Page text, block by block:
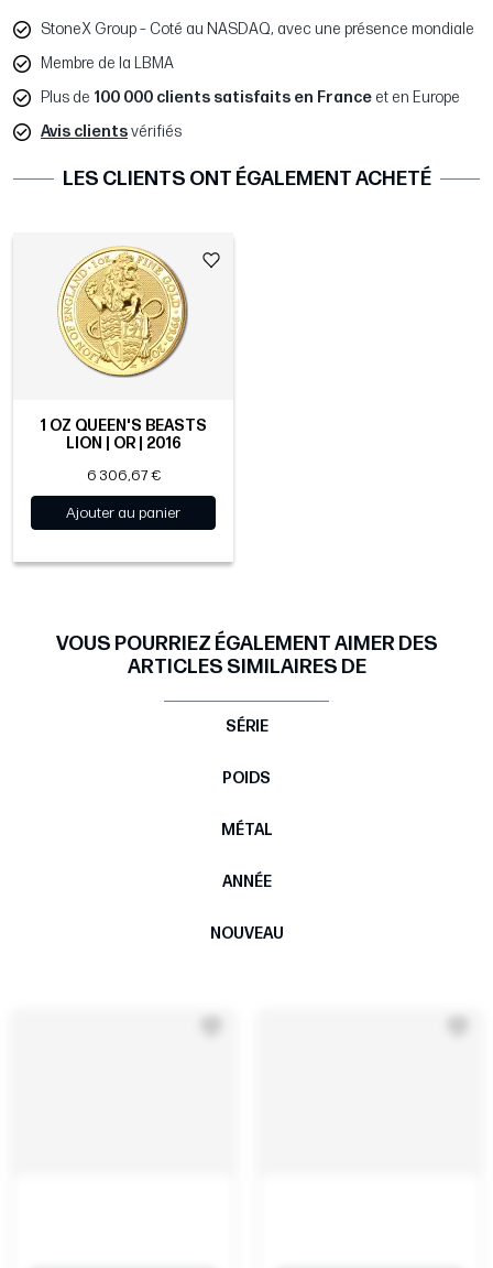
StoneX Group – Coté au NASDAQ, avec une présence mondiale
Membre de la LBMA
Plus de 100 000 clients satisfaits en France et en Europe
Avis clientsvérifiés
LES CLIENTS ONT ÉGALEMENT ACHETÉ
1 OZ QUEEN'S BEASTS
LION | OR | 2016
6 306,67 €
Ajouter au panier
VOUS POURRIEZ ÉGALEMENT AIMER DES
ARTICLES SIMILAIRES DE
SÉRIE
POIDS
MÉTAL
ANNÉE
NOUVEAU